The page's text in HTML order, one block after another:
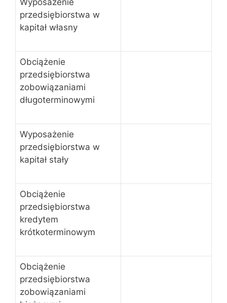
Wyposażenie
przedsiębiorstwa w
kapitał własny
Obciążenie
przedsiębiorstwa
zobowiązaniami
długoterminowymi
Wyposażenie
przedsiębiorstwa w
kapitał stały
Obciążenie
przedsiębiorstwa
kredytem
krótkoterminowym
Obciążenie
przedsiębiorstwa
zobowiązaniami